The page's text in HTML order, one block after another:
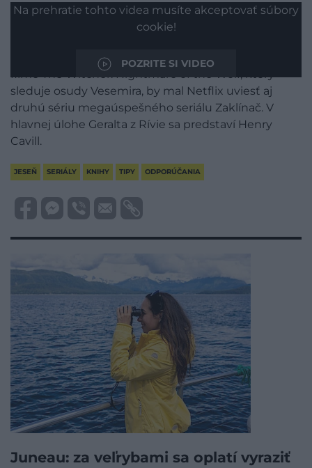
Na prehratie tohto videa musíte akceptovať súbory
cookie!
POZRITE SI VIDEO
Fanúšikovia svetoznámej fantasy Zaklínač od
dvojnásobný dôvod na radosť. Po animovanom
filme The Witcher: Nightmare of the Wolf, ktorý
sleduje osudy Vesemira, by mal Netflix uviesť aj
druhú sériu megaúspešného seriálu Zaklínač. V
hlavnej úlohe Geralta z Rívie sa predstaví Henry
Cavill.
JESEŇ SERIÁLY KNIHY TIPY ODPORÚČANIA
Juneau: za veľrybami sa oplatí vyraziť